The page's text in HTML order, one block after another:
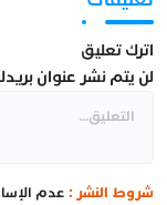
اترك تعليق
لن يتم نشر عنوان
شروط النشر : عدم